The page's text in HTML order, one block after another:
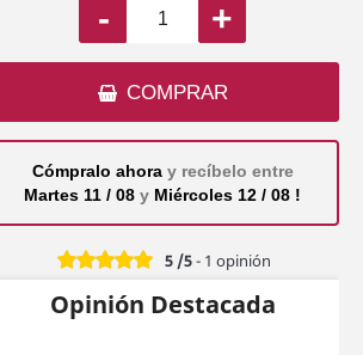
- +
COMPRAR
Cómpralo ahora y recíbelo entre
Martes 11 / 08 y Miércoles 12 / 08 !
5 /5- 1 opinión
Opinión Destacada